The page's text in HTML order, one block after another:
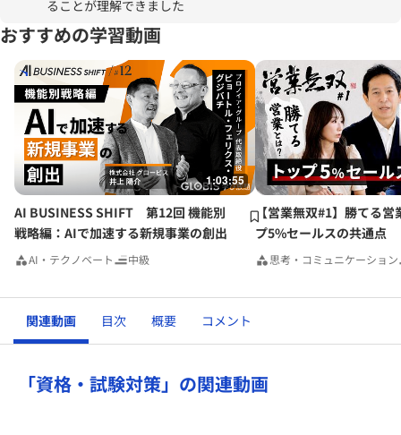
ることが理解できました
おすすめの学習動画
1:03:55
AI BUSINESS SHIFT 第12回 機能別
戦略編：AIで加速する新規事業の創出
AI・テクノベート 中級
【営業無双#1】勝てる営
プ5%セールスの共通点
思考・コミュニケーション
関連動画 目次 概要 コメント
「資格・試験対策」の関連動画